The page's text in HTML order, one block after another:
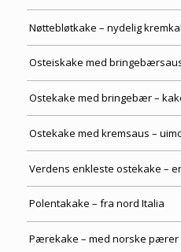
Nøttebløtkake – nydelig
Osteiskake med
Ostekake med bringebær –
Ostekake med kremsaus –
Verdens enkleste ostekake –
Polentakake – fra nord Italia
Pærekake – med norske pærer